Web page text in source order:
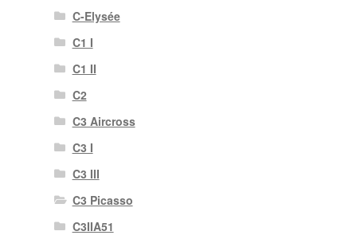
C-Elysée
C1 I
C1 II
C2
C3 Aircross
C3 I
C3 III
C3 Picasso
C3IIA51